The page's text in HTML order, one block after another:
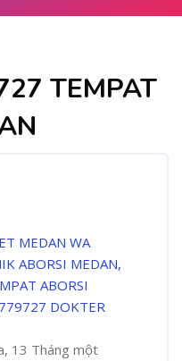
TEMPAT
MEDAN WA
ABORSI MEDAN,
ABORSI
DOKTER
13 Tháng một